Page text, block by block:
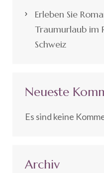
Erleben Sie
Traumurlaub im
Schweiz
Neueste
Es sind keine
Archiv